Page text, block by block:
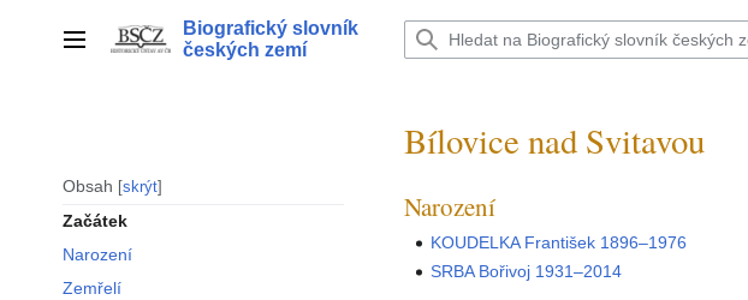
Hlavní menu
Biografický slovník
českých zemí
Obsah skrýt
Začátek
Narození
Zemřelí
Bílovice nad Svitavou
Narození
KOUDELKA František 1896–1976
SRBA Bořivoj 1931–2014